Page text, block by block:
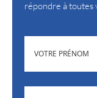
répondre à toutes